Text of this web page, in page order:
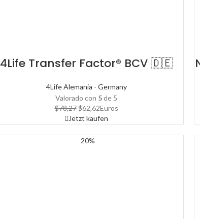
4Life Transfer Factor® BCV 🇩🇪
4Life Alemania - Germany
Valorado con 5de 5
$78,27 El
precio
original
era:
$78,27.
$62,62El
precio
actual
es:
Euros
Jetzt kaufen
-20%